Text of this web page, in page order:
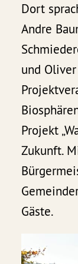
Dort
Andre
und
Projekt
Zukunft.
Gäste.